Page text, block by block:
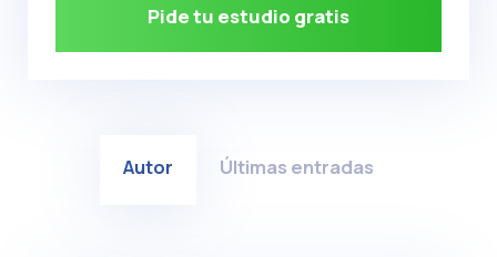
Pide tu estudio gratis
Autor Últimas entradas